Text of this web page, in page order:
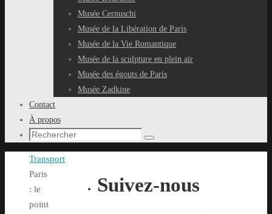
Musée Cernuschi
Musée de la Libération de Paris
Musée de la Vie Romantique
Musée de la sculpture en plein air
Musée des égouts de Paris
Musée Zadkine
Contact
À propos
Recherche
:
Rechercher
Accueil
Transport
Paris
: le
point
Suivez-nous